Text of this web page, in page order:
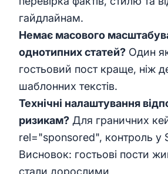
гайдлайнам.
Немає масового
однотипних статей? Один
гостьовий пост краще, ніж
шаблонних текстів.
Технічні налаштування
ризикам? Для граничних
rel="sponsored", контроль у
Висновок: гостьові пости
стали дорослими